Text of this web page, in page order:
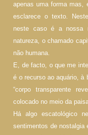
apenas uma forma mas,
esclarece o texto.
neste caso é a nossa
natureza, o chamado
não humana.
E, de facto, o que me
é o recurso ao aquário, à
“corpo transparente
colocado no meio da
Há algo escatológico
sentimentos de nostalgia